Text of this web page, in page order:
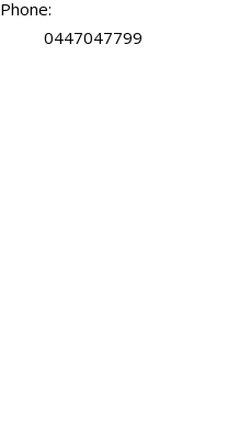
Phone:
0447047799